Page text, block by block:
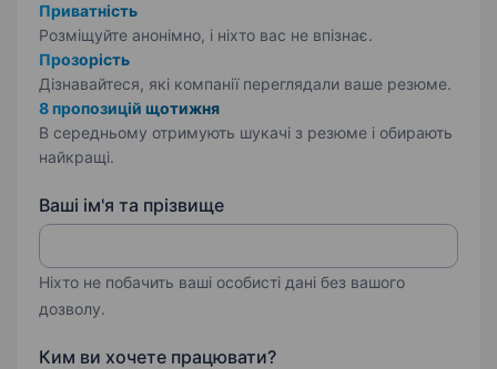
Приватність
Розміщуйте анонімно, і ніхто вас не впізнає.
Прозорість
Дізнавайтеся, які компанії переглядали ваше резюме.
8 пропозицій щотижня
В середньому отримують шукачі з резюме і обирають
найкращі.
Ваші ім'я та прізвище
Ніхто не побачить ваші особисті дані без вашого
дозволу.
Ким ви хочете працювати?